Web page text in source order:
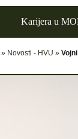
Karijera u
» Novosti - HVU »